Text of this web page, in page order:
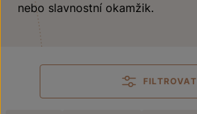
nebo slavnostní okamžik.
FILTROVAT